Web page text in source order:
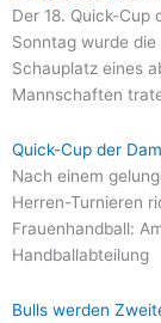
Der 18. Quick-Cup
Sonntag wurde
Schauplatz eines
Mannschaften
Quick-Cup der
Nach einem
Herren-Turnieren
Frauenhandball:
Handballabteilung
Bulls werden